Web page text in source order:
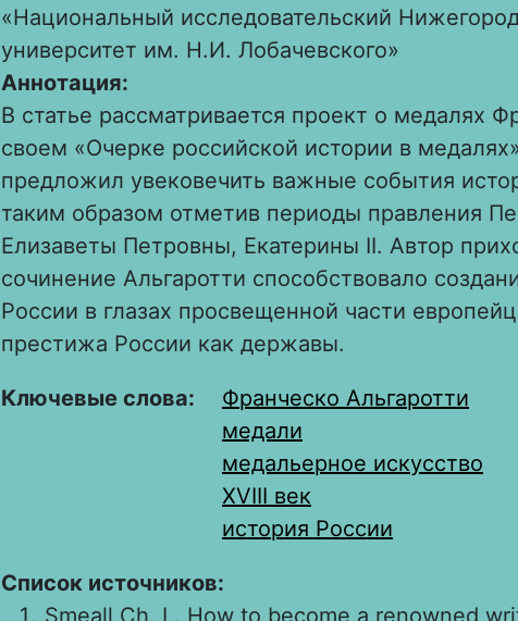
«Национальный исследовательский
университет им. Н.И. Лобачевского»
Аннотация:
В статье рассматривается проект о медалях
своем «Очерке российской истории в
предложил увековечить важные события
таким образом отметив периоды правления
Елизаветы Петровны, Екатерины II. Автор
сочинение Альгаротти способствовало
России в глазах просвещенной части
престижа России как державы.
Ключевые слова:
Франческо Альгаротти
медали
медальерное искусство
XVIII век
история России
Список источников: